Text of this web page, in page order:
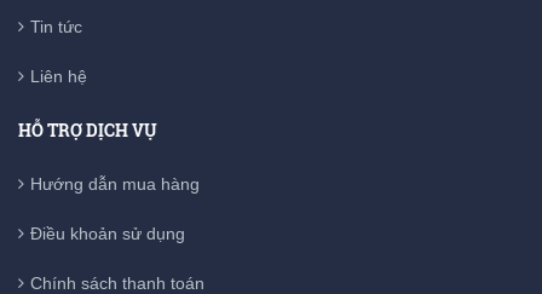
Tin tức
Liên hệ
HỖ TRỢ DỊCH VỤ
Hướng dẫn mua hàng
Điều khoản sử dụng
Chính sách thanh toán